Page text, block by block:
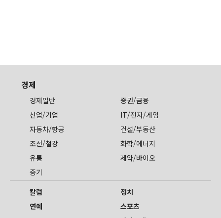
경제
경제일반
증권/금융
산업/기업
IT/전자/게임
자동차/항공
건설/부동산
조선/철강
화학/에너지
유통
제약/바이오
중기
칼럼
정치
연예
스포츠